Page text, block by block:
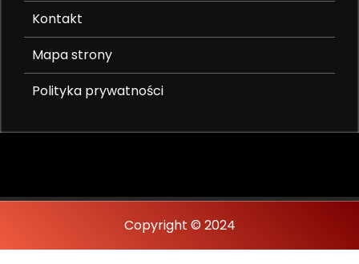
Kontakt
Mapa strony
Polityka prywatności
Copyright © 2024